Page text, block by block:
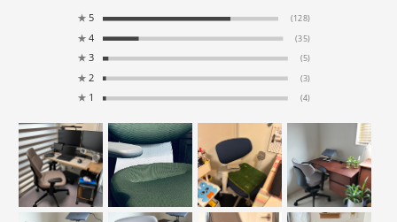
★ 5 (128)
★ 4 (35)
★ 3 (5)
★ 2 (3)
★ 1 (4)